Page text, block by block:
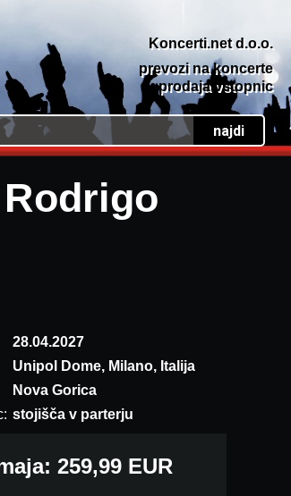
Koncerti.net d.o.o.
prevozi na koncerte
prodaja vstopnic
28.04.2027
Unipol Dome, Milano, Italija
Nova Gorica
stojišča v parterju
259,99 EUR